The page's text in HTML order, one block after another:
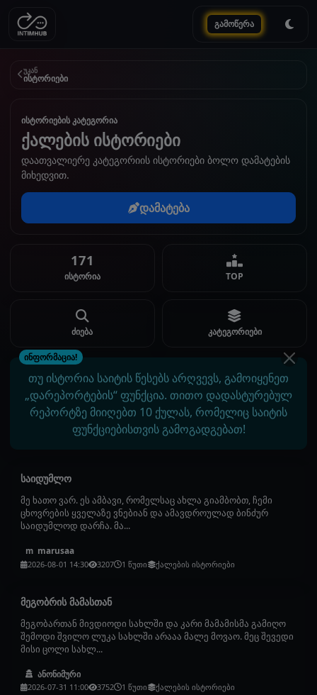
გამოწერა
უკან
ისტორიები
ისტორიების კატეგორია
ქალების ისტორიები
დაათვალიერე კატეგორიის ისტორიები ბოლო დამატების
მიხედვით.
დამატება
171
ისტორია TOP
ძიება კატეგორიები
ინფორმაცია!
თუ ისტორია საიტის წესებს არღვევს, გამოიყენეთ
„დარეპორტების“ ფუნქცია. თითო დადასტურებულ
რეპორტზე მიიღებთ 10 ქულას, რომელიც საიტის
ფუნქციებისთვის გამოგადგებათ!
საიდუმლო
მე ხათო ვარ. ეს ამბავი, რომელსაც ახლა გიამბობთ, ჩემი
ცხოვრების ყველაზე ვნებიან და ამავდროულად ბინძურ
საიდუმლოდ დარჩა. მა...
m marusaa
2026-08-01 14:30 3207 1 წუთი ქალების ისტორიები
მეგობრის მამასთან
მეგობართან მივდიოდი სახლში და კარი მამამისმა გამიღო
შემოდი შვილო ლუკა სახლში არააა მალე მოვაო. მეც შევედი
მისი ცოლი სახლ...
ანონიმური
2026-07-31 11:00 3752 1 წუთი ქალების ისტორიები